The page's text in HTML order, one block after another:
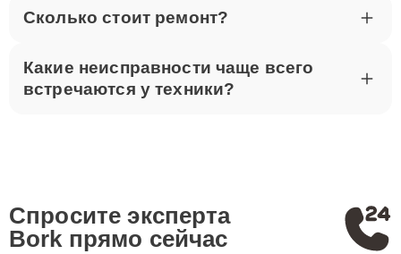
Сколько стоит ремонт?
Какие неисправности чаще всего
встречаются у техники?
Спросите эксперта
Bork прямо сейчас